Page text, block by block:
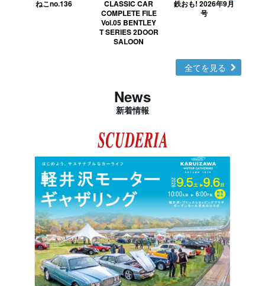
ねこno.136
CLASSIC CAR
COMPLETE FILE
Vol.05 BENTLEY
T SERIES 2DOOR
SALOON
鉄おも! 2026年9月
号
全てを見る
News
新着情報